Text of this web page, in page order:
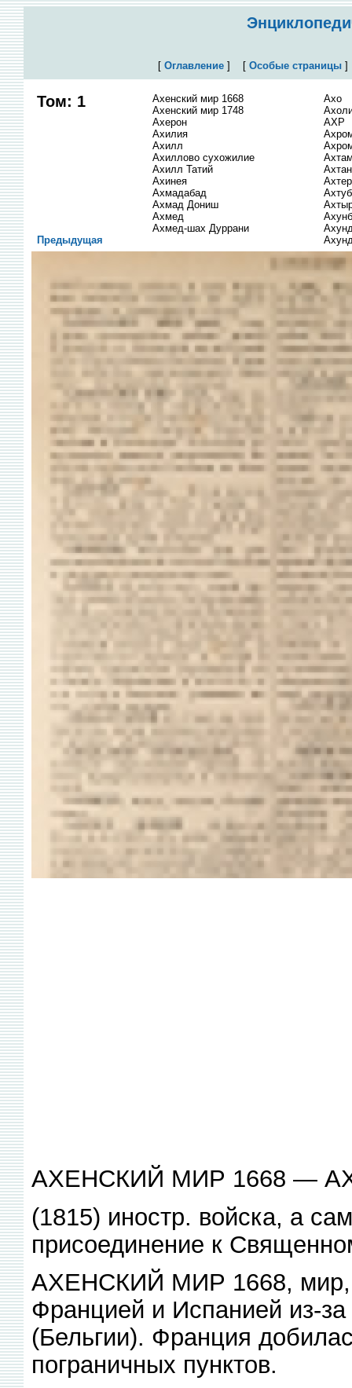
[ Оглавление] [ Особые страницы
Том: 1
Ахенский мир 1668
Ахенский мир 1748
Ахерон
Ахилия
Ахилл
Ахиллово сухожилие
Ахилл Татий
Ахинея
Ахмадабад
Ахмад Дониш
Ахмед
Ахмед-шах Дуррани
Ахо
АХР
Предыдущая
АХЕНСКИЙ МИР 1668 —
(1815) иностр. войска, а
присоединение к
АХЕНСКИЙ МИР 1668, мир,
Францией и Испанией из-
(Бельгии). Франция
пограничных пунктов.